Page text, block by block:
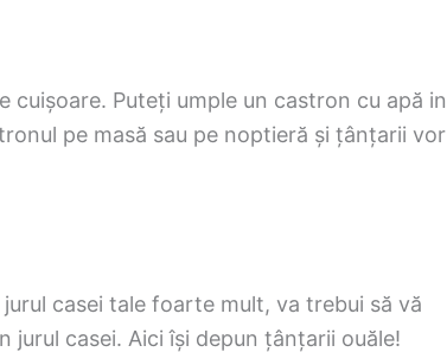
Puteți umple un castron cu apă in
pe masă sau pe noptieră și țânțarii vor
casei tale foarte mult, va trebui să vă
casei. Aici își depun țânțarii ouăle!